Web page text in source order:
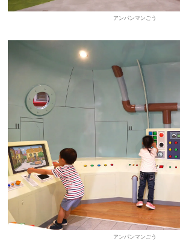
アンパンマンごう
アンパンマンごう